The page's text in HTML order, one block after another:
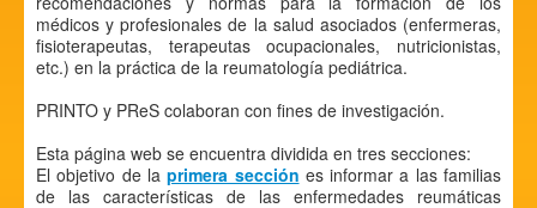
médicos y profesionales de la salud asociados (enfermeras,
fisioterapeutas, terapeutas ocupacionales, nutricionistas,
etc.) en la práctica de la reumatología pediátrica.
PRINTO y PReS colaboran con fines de investigación.
Esta página web se encuentra dividida en tres secciones:
El objetivo de laprimera sección es informar a las familias
de las características de las enfermedades reumáticas